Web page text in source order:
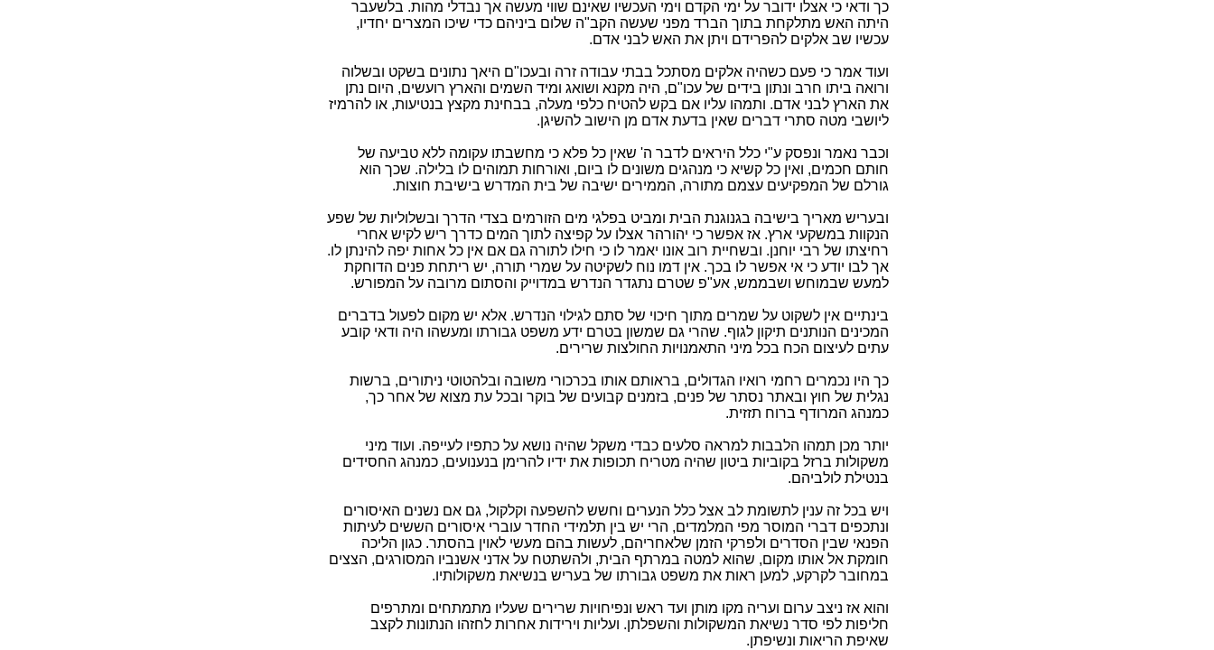
כך ודאי כי אצלו ידובר על ימי הקדם וימי העכשיו שאינם שווי מעשה אך נבדלי מהות. בלשעבר
היתה האש מתלקחת בתוך הברד מפני שעשה הקב"ה שלום ביניהם כדי שיכו המצרים יחדיו,
עכשיו שב אלקים להפרידם ויתן את האש לבני אדם.
ועוד אמר כי פעם כשהיה אלקים מסתכל בבתי עבודה זרה ובעכו"ם היאך נתונים בשקט ובשלוה
ורואה ביתו חרב ונתון בידים של עכו"ם, היה מקנא ושואג ומיד השמים והארץ רועשים, היום נתן
את הארץ לבני אדם. ותמהו עליו אם בקש להטיח כלפי מעלה, בבחינת מקצץ בנטיעות, או להרמיז
ליושבי מטה סתרי דברים שאין בדעת אדם מן הישוב להשיגן.
וכבר נאמר ונפסק ע"י כלל היראים לדבר ה' שאין כל פלא כי מחשבתו עקומה ללא טביעה של
חותם חכמים, ואין כל קשיא כי מנהגים משונים לו ביום, ואורחות תמוהים לו בלילה. שכך הוא
גורלם של המפקיעים עצמם מתורה, הממירים ישיבה של בית המדרש בישיבת חוצות.
ובעריש מאריך בישיבה בגנוגנת הבית ומביט בפלגי מים הזורמים בצדי הדרך ובשלוליות של שפע
הנקוות במשקעי ארץ. אז אפשר כי יהורהר אצלו על קפיצה לתוך המים כדרך ריש לקיש אחרי
רחיצתו של רבי יוחנן. ובשחיית רוב אונו יאמר לו כי חילו לתורה גם אם אין כל אחות יפה להינתן לו.
אך לבו יודע כי אי אפשר לו בכך. אין דמו נוח לשקיטה על שמרי תורה, יש ריתחת פנים הדוחקת
למעש שבמוחש ושבממש, אע"פ שטרם נתגדר הנדרש במדוייק והסתום מרובה על המפורש.
בינתיים אין לשקוט על שמרים מתוך חיכוי של סתם לגילוי הנדרש. אלא יש מקום לפעול בדברים
המכינים הנותנים תיקון לגוף. שהרי גם שמשון בטרם ידע משפט גבורתו ומעשהו היה ודאי קובע
עתים לעיצום הכח בכל מיני התאמנויות החולצות שרירים.
כך היו נכמרים רחמי רואיו הגדולים, בראותם אותו בכרכורי משובה ובלהטוטי ניתורים, ברשות
נגלית של חוץ ובאתר נסתר של פנים, בזמנים קבועים של בוקר ובכל עת מצוא של אחר כך,
כמנהג המרודף ברוח תזזית.
יותר מכן תמהו הלבבות למראה סלעים כבדי משקל שהיה נושא על כתפיו לעייפה. ועוד מיני
משקולות ברזל בקוביות ביטון שהיה מטריח תכופות את ידיו להרימן בנענועים, כמנהג החסידים
בנטילת לולביהם.
ויש בכל זה ענין לתשומת לב אצל כלל הנערים וחשש להשפעה וקלקול, גם אם נשנים האיסורים
ונתכפים דברי המוסר מפי המלמדים, הרי יש בין תלמידי החדר עוברי איסורים הששים לעיתות
הפנאי שבין הסדרים ולפרקי הזמן שלאחריהם, לעשות בהם מעשי לאוין בהסתר. כגון הליכה
חומקת אל אותו מקום, שהוא למטה במרתף הבית, ולהשתטח על אדני אשנביו המסורגים, הצצים
במחובר לקרקע, למען ראות את משפט גבורתו של בעריש בנשיאת משקולותיו.
והוא אז ניצב ערום ועריה מקו מותן ועד ראש ונפיחויות שרירים שעליו מתמתחים ומתרפים
חליפות לפי סדר נשיאת המשקולות והשפלתן. ועליות וירידות אחרות לחזהו הנתונות לקצב
שאיפת הריאות ונשיפתן.